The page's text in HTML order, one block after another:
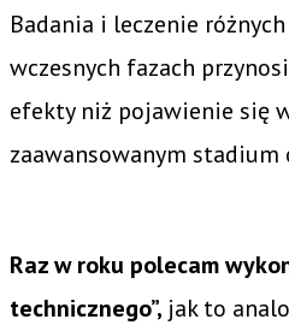
Badania i leczenie
wczesnych fazach
efekty niż pojawienie się
zaawansowanym stadium
Raz w roku polecam
technicznego”, jak to